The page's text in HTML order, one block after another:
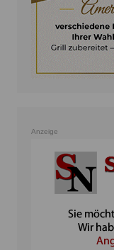
Anzeige